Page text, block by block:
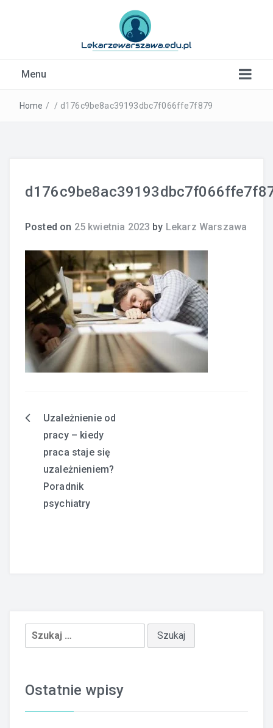
Menu
Home / / d176c9be8ac39193dbc7f066ffe7f879
Posted on 25 kwietnia 2023 by Lekarz Warszawa
Nawigacja
Uzależnienie od
pracy – kiedy
praca staje się
uzależnieniem?
Poradnik
psychiatry
Szukaj:
Ostatnie wpisy